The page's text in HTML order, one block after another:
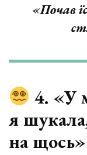
«Почав
4. «У
я
на щось»